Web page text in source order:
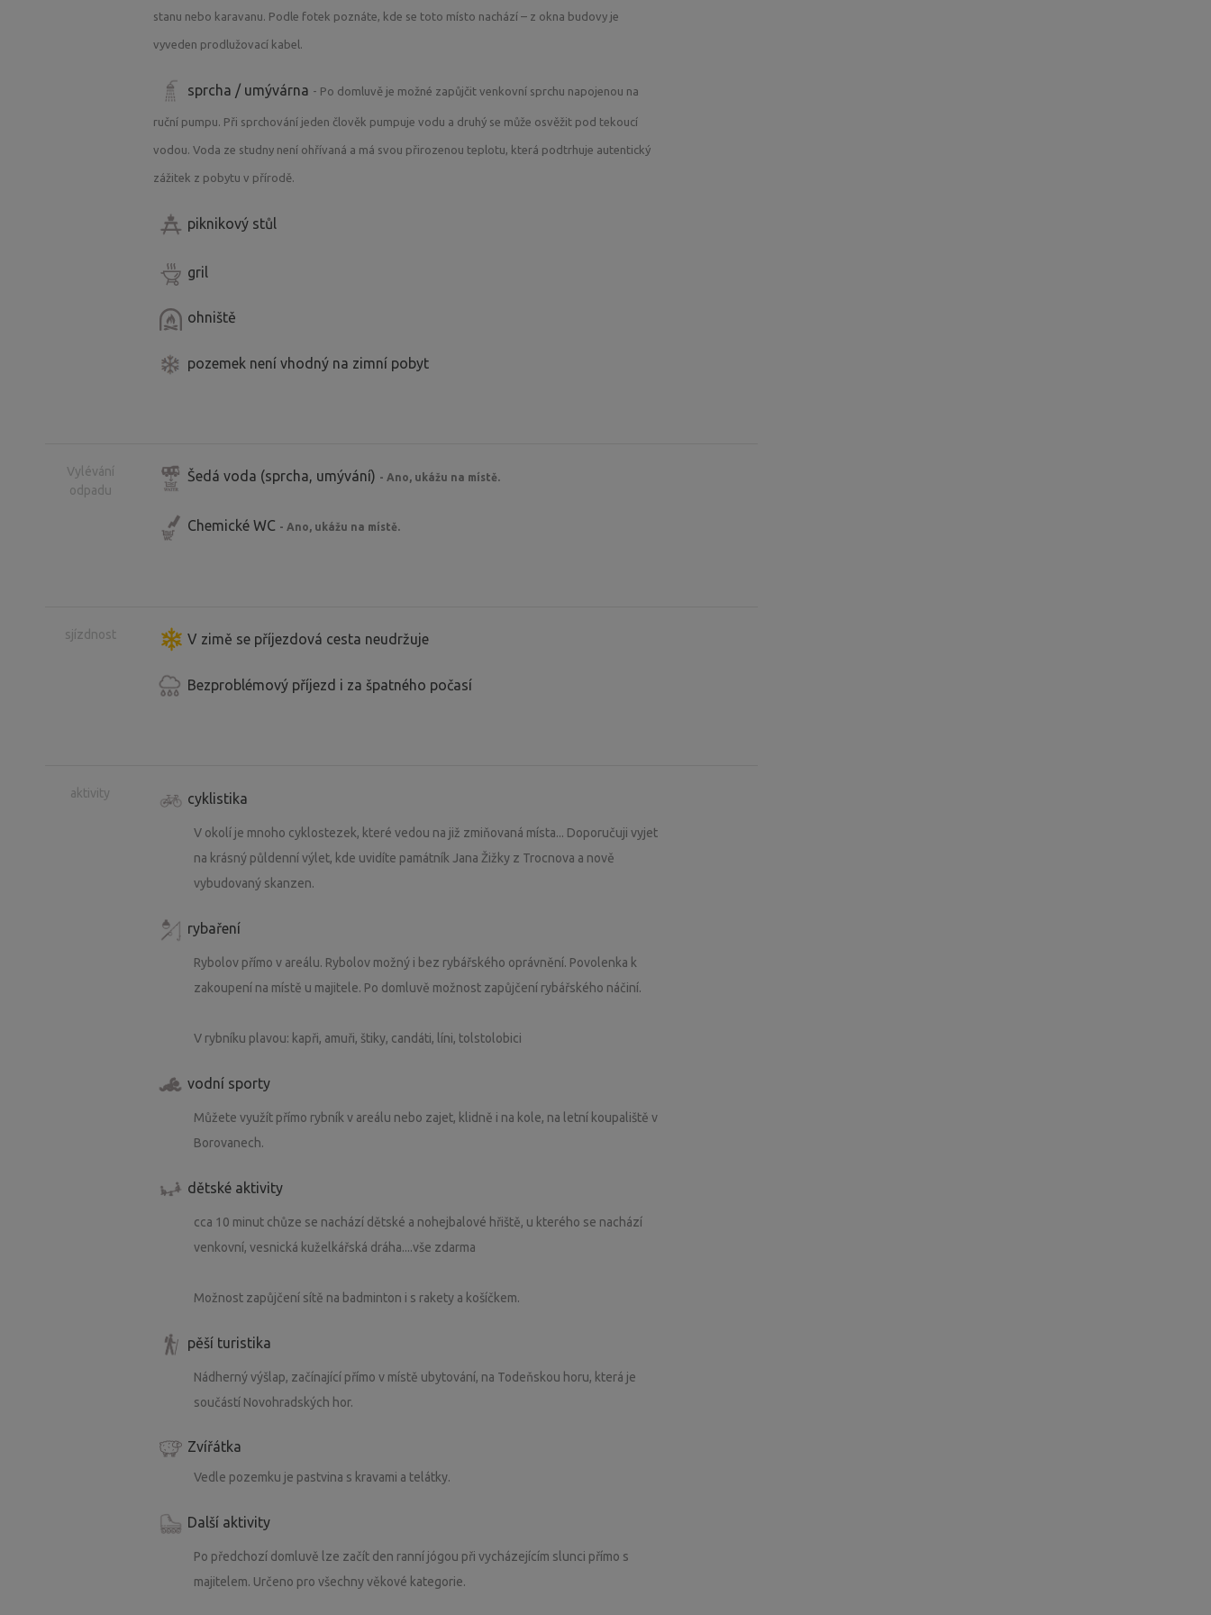
Některá ze zmiňovaných výletních cílů si můžete prohlédnout na krátkém videu,
které najdete u fotografii pozemku.
V karavanu se pohodlně vyspí 2 osoby, pro více lidí by to už nebylo komfortní. Není
Po předchozí domluvě vám mohu zapůjčit i svůj stan.
stanu nebo karavanu. Podle fotek poznáte, kde se toto místo nachází – z okna budovy je
vyveden prodlužovací kabel.
sprcha / umývárna - Po domluvě je možné zapůjčit venkovní sprchu napojenou na
ruční pumpu. Při sprchování jeden člověk pumpuje vodu a druhý se může osvěžit pod tekoucí
vodou. Voda ze studny není ohřívaná a má svou přirozenou teplotu, která podtrhuje autentický
zážitek z pobytu v přírodě.
piknikový stůl
gril
ohniště
pozemek není vhodný na zimní pobyt
Vylévání
odpadu
Šedá voda (sprcha, umývání) - Ano, ukážu na místě.
Chemické WC - Ano, ukážu na místě.
sjízdnost V zimě se příjezdová cesta neudržuje
Bezproblémový příjezd i za špatného počasí
aktivity cyklistika
V okolí je mnoho cyklostezek, které vedou na již zmiňovaná místa... Doporučuji vyjet
na krásný půldenní výlet, kde uvidíte památník Jana Žižky z Trocnova a nově
vybudovaný skanzen.
rybaření
Rybolov přímo v areálu. Rybolov možný i bez rybářského oprávnění. Povolenka k
zakoupení na místě u majitele. Po domluvě možnost zapůjčení rybářského náčiní.
V rybníku plavou: kapři, amuři, štiky, candáti, líni, tolstolobici
vodní sporty
Můžete využít přímo rybník v areálu nebo zajet, klidně i na kole, na letní koupaliště v
Borovanech.
dětské aktivity
cca 10 minut chůze se nachází dětské a nohejbalové hřiště, u kterého se nachází
venkovní, vesnická kuželkářská dráha....vše zdarma
Možnost zapůjčení sítě na badminton i s rakety a košíčkem.
pěší turistika
Nádherný výšlap, začínající přímo v místě ubytování, na Todeňskou horu, která je
součástí Novohradských hor.
Zvířátka
Vedle pozemku je pastvina s kravami a telátky.
Další aktivity
Po předchozí domluvě lze začít den ranní jógou při vycházejícím slunci přímo s
majitelem. Určeno pro všechny věkové kategorie.